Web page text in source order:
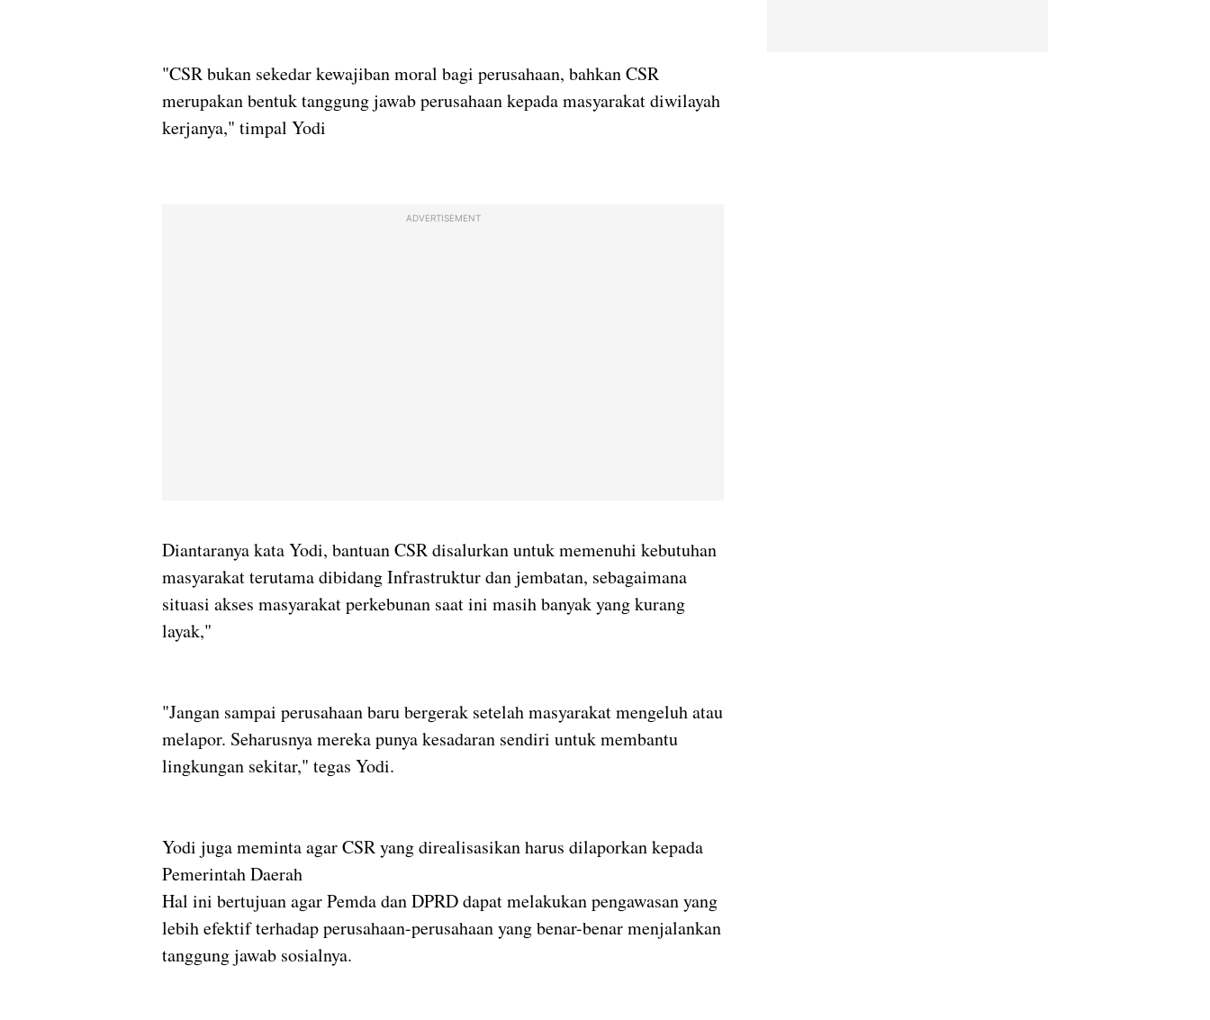
"CSR bukan sekedar kewajiban moral bagi perusahaan, bahkan CSR
merupakan bentuk tanggung jawab perusahaan kepada masyarakat diwilayah
kerjanya," timpal Yodi
ADVERTISEMENT
Diantaranya kata Yodi, bantuan CSR disalurkan untuk memenuhi kebutuhan
masyarakat terutama dibidang Infrastruktur dan jembatan, sebagaimana
situasi akses masyarakat perkebunan saat ini masih banyak yang kurang
layak,"
"Jangan sampai perusahaan baru bergerak setelah masyarakat mengeluh atau
melapor. Seharusnya mereka punya kesadaran sendiri untuk membantu
lingkungan sekitar," tegas Yodi.
Yodi juga meminta agar CSR yang direalisasikan harus dilaporkan kepada
Pemerintah Daerah
Hal ini bertujuan agar Pemda dan DPRD dapat melakukan pengawasan yang
lebih efektif terhadap perusahaan-perusahaan yang benar-benar menjalankan
tanggung jawab sosialnya.